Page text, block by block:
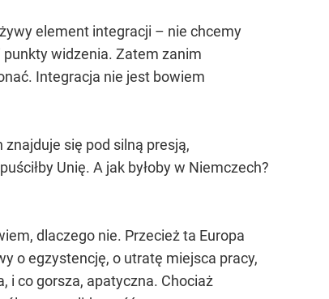
element integracji – nie chcemy
widzenia. Zatem zanim
Integracja nie jest bowiem
się pod silną presją,
Unię. A jak byłoby w Niemczech?
dlaczego nie. Przecież ta Europa
o egzystencję, o utratę miejsca pracy,
i co gorsza, apatyczna. Chociaż